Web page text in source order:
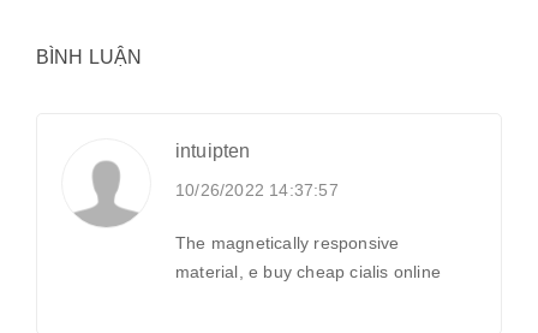
BÌNH LUẬN
intuipten
10/26/2022 14:37:57
The magnetically responsive
material, e buy cheap cialis online